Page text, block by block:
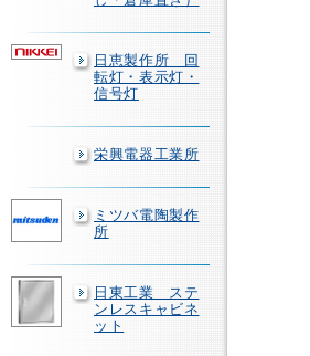
日恵製作所 回
転灯・表示灯・
信号灯
栄興電器工業所
ミツバ電陶製作
所
日東工業 ステ
ンレスキャビネ
ット